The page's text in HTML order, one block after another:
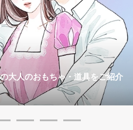
大人のおもちゃ・道具をご紹介